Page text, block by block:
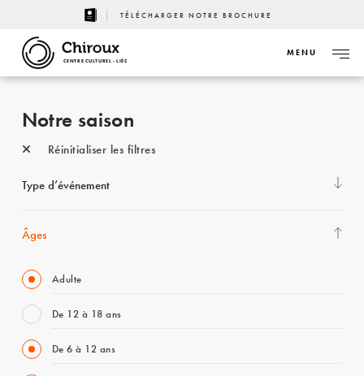
TÉLÉCHARGER NOTRE BROCHURE
CENTRE CULTUREL - LIÈGE
MENU
Notre saison
Réinitialiser les filtres
Type d’événement
Âges
Adulte
De 12 à 18 ans
De 6 à 12 ans